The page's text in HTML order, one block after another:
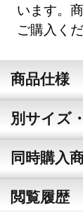
います。
ご購入くだ
商品仕様
別サイズ
同時購入
閲覧履歴